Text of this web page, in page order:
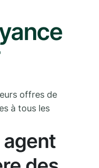
offres de
à tous les